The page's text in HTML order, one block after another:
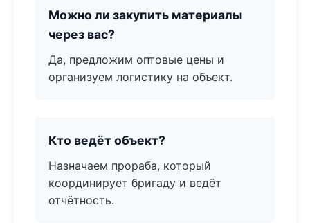
Можно ли закупить материалы
через вас?
Да, предложим оптовые цены и
организуем логистику на объект.
Кто ведёт объект?
Назначаем прораба, который
координирует бригаду и ведёт
отчётность.